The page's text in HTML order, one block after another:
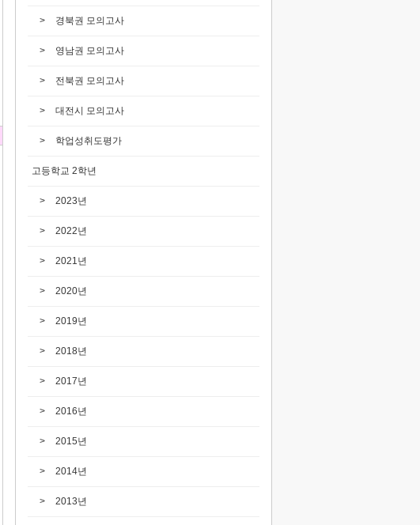
경북권 모의고사
영남권 모의고사
전북권 모의고사
대전시 모의고사
학업성취도평가
고등학교 2학년
2023년
2022년
2021년
2020년
2019년
2018년
2017년
2016년
2015년
2014년
2013년